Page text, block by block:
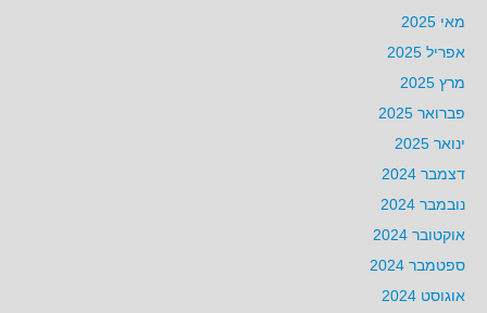
מאי 2025
אפריל 2025
מרץ 2025
פברואר 2025
ינואר 2025
דצמבר 2024
נובמבר 2024
אוקטובר 2024
ספטמבר 2024
אוגוסט 2024